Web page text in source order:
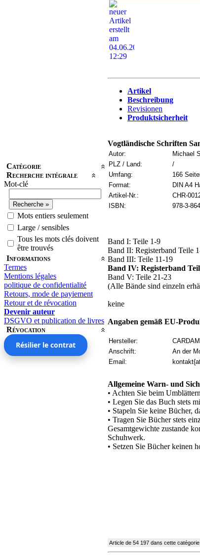
Catégorie
Recherche intégrale
Mot-clé
Mots entiers seulement
Large / sensibles
Tous les mots clés doivent
être trouvés
Informations
Termes
Mentions légales
politique de confidentialité
Retours, mode de payiement
Retour et de révocation
Devenir auteur
DSGVO et publication de livres
Révocation
Résilier le contrat
Artikel
Beschreibung
Revisionen
Produktsicherheit
Vogtländische Schriften
Autor:
Michael
PLZ / Land:
/
Umfang:
166
Format:
DIN A4
Artikel-Nr.:
CHR-
ISBN:
978-3-
Band I: Teile 1-9
Band II: Registerband Teile
Band III: Teile 11-19
Band IV: Registerband
Band V: Teile 21-23
(Alle Bände sind einzeln
keine
Angaben gemäß EU-
Hersteller:
Anschrift:
An der
Email:
Allgemeine Warn- und
• Achten Sie beim
• Legen Sie das Buch stets
• Stapeln Sie keine Bücher,
• Tragen Sie Bücher stets
Gesamtgewichte zustande
Schuhwerk.
• Setzen Sie Bücher keinen
Article de 54 197 dans cette catégorie